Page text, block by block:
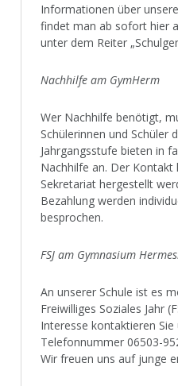
Informationen über
findet man ab sofort hier
unter dem Reiter
Nachhilfe am GymHerm
Wer Nachhilfe benötigt,
Schülerinnen und Schüler
Jahrgangsstufe bieten in
Nachhilfe an. Der Kontakt
Sekretariat hergestellt
Bezahlung werden
besprochen.
FSJ am Gymnasium
An unserer Schule ist es
Freiwilliges Soziales Jahr
Interesse kontaktieren
Telefonnummer 06503-
Wir freuen uns auf junge